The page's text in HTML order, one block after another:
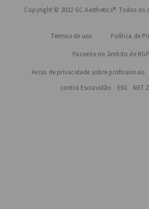
Copyright © 2022 GC Aesthetics®. Todos os
Termos de uso Política de
Paciente no âmbito de
Aviso de privacidade sobre profissionais
contra Escravidão ESG NET